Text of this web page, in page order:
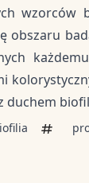
wzorców
obszaru
duchem